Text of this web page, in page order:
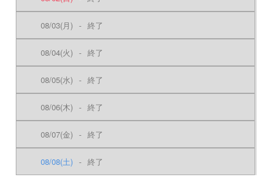
08/03(月) - 終了
08/04(火) - 終了
08/05(水) - 終了
08/06(木) - 終了
08/07(金) - 終了
08/08(土) - 終了